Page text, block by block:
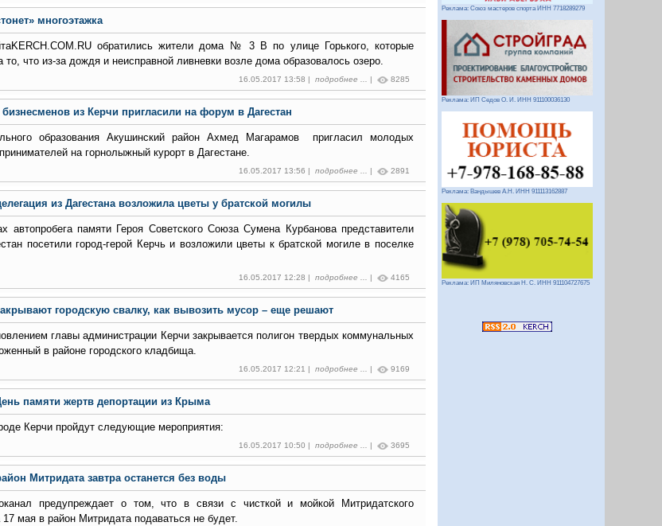
многоэтажка
KERCH.COM . RUобратились жители дома № 3 В по улице Горького, которые
то, что из-за дождя и неисправной ливневки возле дома образовалось озеро.
16.05.2017 13:58 | подробнее ... | 8285
из Керчи пригласили на форум в Дагестан
образования Акушинский район Ахмед Магарамов пригласил молодых
на горнолыжный курорт в Дагестане.
16.05.2017 13:56 | подробнее ... | 2891
из Дагестана возложила цветы у братской могилы
автопробега памяти Героя Советского Союза Сумена Курбанова представители
посетили город-герой Керчь и возложили цветы к братской могиле в поселке
16.05.2017 12:28 | подробнее ... | 4165
городскую свалку, как вывозить мусор – еще решают
главы администрации Керчи закрывается полигон твердых коммунальных
в районе городского кладбища.
16.05.2017 12:21 | подробнее ... | 9169
памяти жертв депортации из Крыма
Керчи пройдут следующие мероприятия:
16.05.2017 10:50 | подробнее ... | 3695
Митридата завтра останется без воды
предупреждает о том, что в связи с чисткой и мойкой Митридатского
17 мая в район Митридата подаваться не будет.
Реклама: Союз мастеров спорта ИНН 7718289279
Реклама: ИП Седов О. И. ИНН 911100036130
Реклама: Вандышев А.Н. ИНН 911113162887
Реклама: ИП Миляновская Н. С. ИНН 911104727675